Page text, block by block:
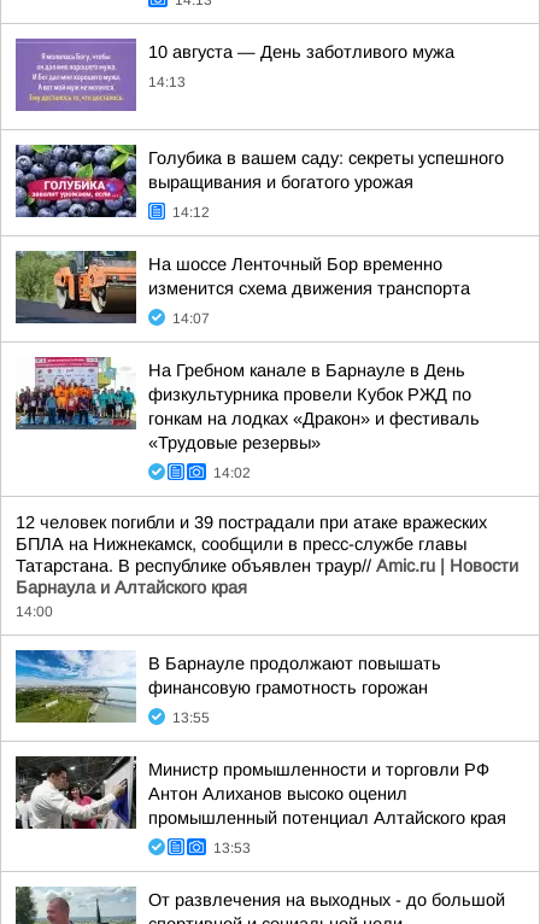
10 августа — День заботливого мужа
14:13
Голубика в вашем саду: секреты успешного
выращивания и богатого урожая
14:12
На шоссе Ленточный Бор временно
изменится схема движения транспорта
14:07
На Гребном канале в Барнауле в День
физкультурника провели Кубок РЖД по
гонкам на лодках «Дракон» и фестиваль
«Трудовые резервы»
14:02
12 человек погибли и 39 пострадали при атаке вражеских
БПЛА на Нижнекамск, сообщили в пресс-службе главы
Татарстана. В республике объявлен траур// Amic.ru | Новости
Барнаула и Алтайского края
14:00
В Барнауле продолжают повышать
финансовую грамотность горожан
13:55
Министр промышленности и торговли РФ
Антон Алиханов высоко оценил
промышленный потенциал Алтайского края
13:53
От развлечения на выходных - до большой